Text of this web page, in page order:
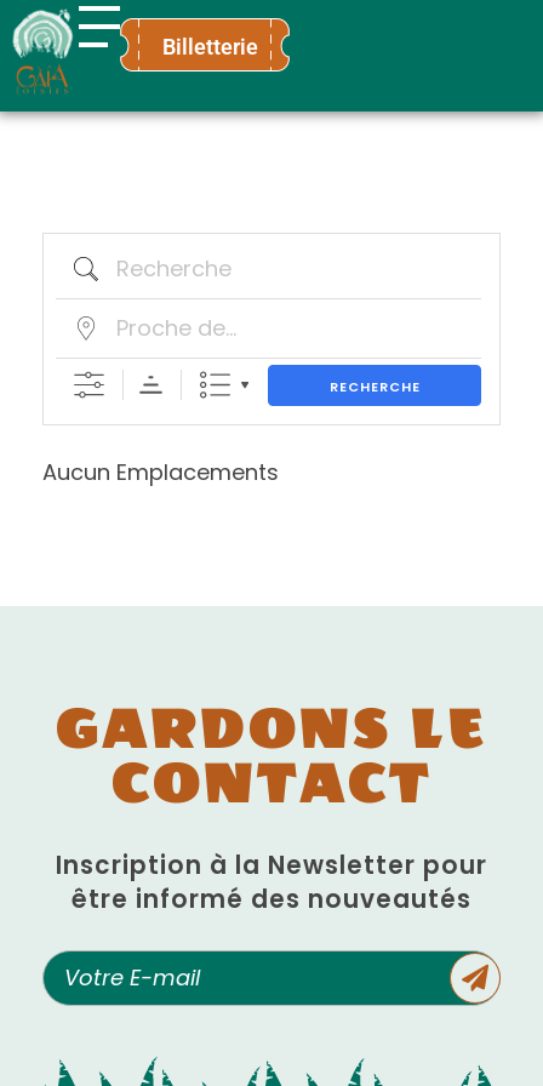
Gaïa Loisirs
Terre ludique et innovante pour tous
Billetterie
RECHERCHE
Aucun Emplacements
GARDONS LE
CONTACT
Inscription à la Newsletter pour
être informé des nouveautés